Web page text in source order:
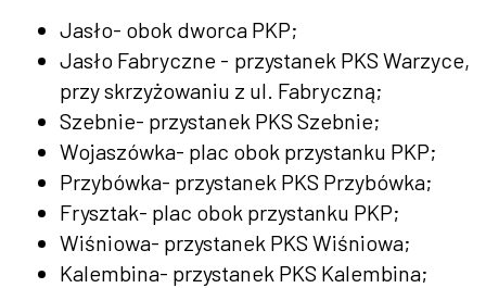
Jasło- obok dworca PKP;
Jasło Fabryczne - przystanek PKS Warzyce,
przy skrzyżowaniu z ul. Fabryczną;
Szebnie- przystanek PKS Szebnie;
Wojaszówka- plac obok przystanku PKP;
Przybówka- przystanek PKS Przybówka;
Frysztak- plac obok przystanku PKP;
Wiśniowa- przystanek PKS Wiśniowa;
Kalembina- przystanek PKS Kalembina;